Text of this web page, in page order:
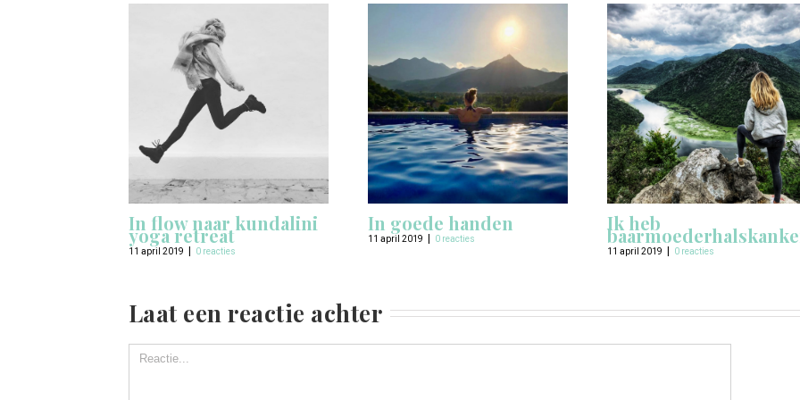
In flow naar kundalini
yoga retreat
11 april 2019 | 0 reacties
In goede handen
11 april 2019 | 0 reacties
Ik heb
11 april 2019 | 0 reacties
Laat een reactie achter